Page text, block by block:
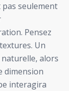
seulement
Pensez
Un
alors
dimension
interagira